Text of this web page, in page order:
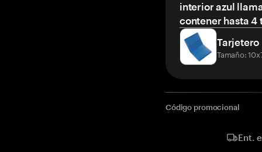
interior azul
contener hasta 4
Tarjetero
Tamaño:
Código promocional
Ent.